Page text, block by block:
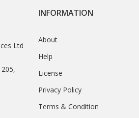
Ltd
INFORMATION
About
Help
License
Privacy Policy
Terms & Condition